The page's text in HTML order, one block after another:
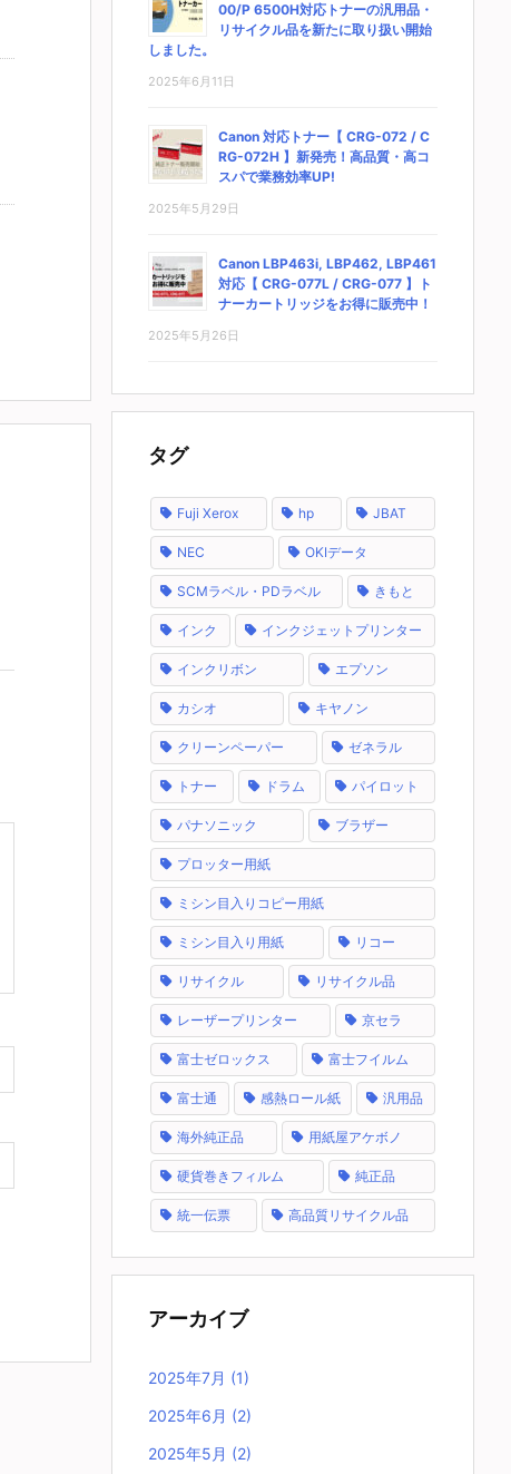
00/P 6500H対応トナーの汎用品・
リサイクル品を新たに取り扱い開始
しました。
2025年6月11日
Canon 対応トナー【 CRG-072 / C
RG-072H 】新発売！高品質・高コ
スパで業務効率UP!
2025年5月29日
Canon LBP463i, LBP462, LBP461
対応【 CRG-077L / CRG-077 】ト
ナーカートリッジをお得に販売中！
2025年5月26日
タグ
Fuji Xerox hp JBAT
NEC OKIデータ
SCMラベル・PDラベル きもと
インク インクジェットプリンター
インクリボン エプソン
カシオ キヤノン
クリーンペーパー ゼネラル
トナー ドラム パイロット
パナソニック ブラザー
プロッター用紙
ミシン目入りコピー用紙
ミシン目入り用紙 リコー
リサイクル リサイクル品
レーザープリンター 京セラ
富士ゼロックス 富士フイルム
富士通 感熱ロール紙 汎用品
海外純正品 用紙屋アケボノ
硬貨巻きフィルム 純正品
統一伝票 高品質リサイクル品
アーカイブ
2025年7月 (1)
2025年6月 (2)
2025年5月 (2)